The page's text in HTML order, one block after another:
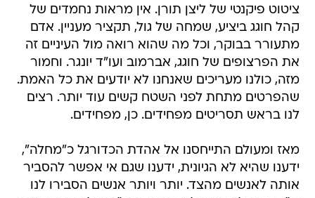
ציטוט פיקנטי של ליצן תורן. אין מראות נחמדים של
קהל חוגג ביציע, שמחה של גול, תקציר מעניין. אדם
מתעורר בבוקר, וכל מה שהוא רואה מול העיניים זה
את הפרצופים של חוגג, אברמוב ועו"ד יונגר. וחמור
מזה, כולנו מעריכים שאנחנו לא יודעים את כל האמת.
שהפרטים מתחת לפני השטח קשים עוד יותר. רצים
לנו בראש תסריטים מפחידים. כן, מפחידים.
מאז ומעולם התייחסנו אל אהדת הכדורגל כ"מחלה",
ידענו שהיא לא הגיונית, ידענו שגם אי אפשר להסביר
אותה לאנשים מהצד. יותר ויותר אנשים הסבירו לנו